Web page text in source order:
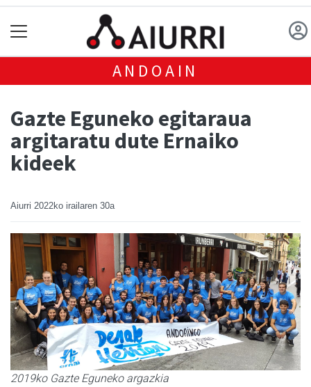
ANDOAIN
Gazte Eguneko egitaraua
argitaratu dute Ernaiko
kideek
Aiurri 2022ko irailaren 30a
2019ko Gazte Eguneko argazkia